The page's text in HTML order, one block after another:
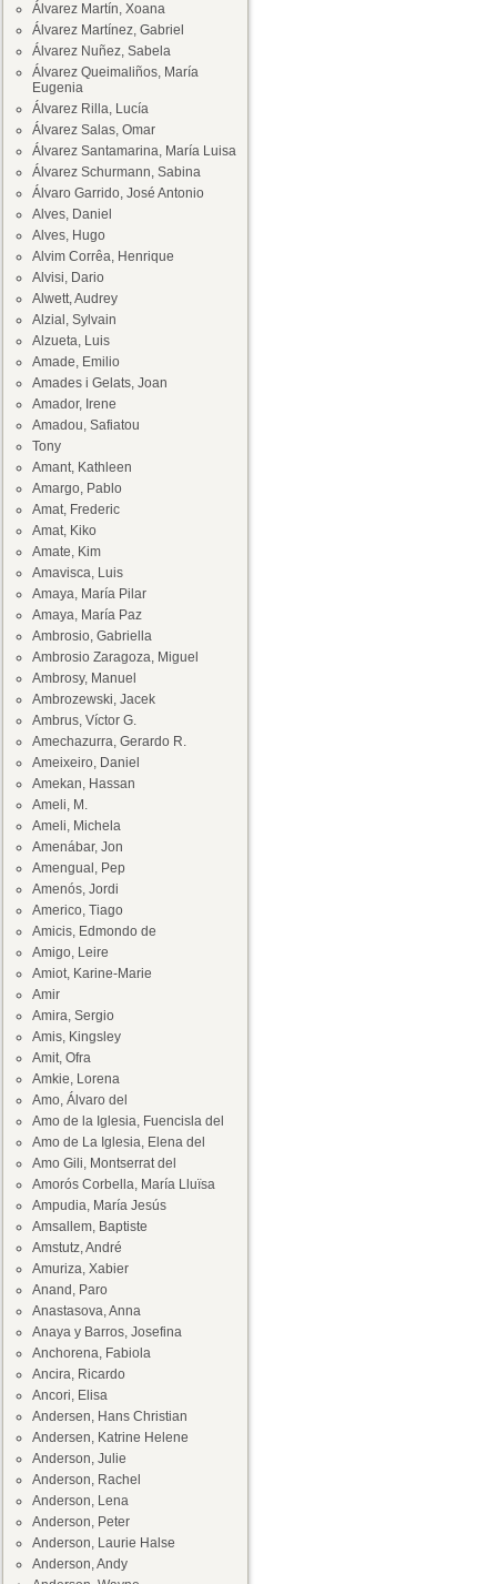
Álvarez Martín, Xoana
Álvarez Martínez, Gabriel
Álvarez Nuñez, Sabela
Álvarez Queimaliños, María
Eugenia
Álvarez Rilla, Lucía
Álvarez Salas, Omar
Álvarez Santamarina, María Luisa
Álvarez Schurmann, Sabina
Álvaro Garrido, José Antonio
Alves, Daniel
Alves, Hugo
Alvim Corrêa, Henrique
Alvisi, Dario
Alwett, Audrey
Alzial, Sylvain
Alzueta, Luis
Amade, Emilio
Amades i Gelats, Joan
Amador, Irene
Amadou, Safiatou
Tony
Amant, Kathleen
Amargo, Pablo
Amat, Frederic
Amat, Kiko
Amate, Kim
Amavisca, Luis
Amaya, María Pilar
Amaya, María Paz
Ambrosio, Gabriella
Ambrosio Zaragoza, Miguel
Ambrosy, Manuel
Ambrozewski, Jacek
Ambrus, Víctor G.
Amechazurra, Gerardo R.
Ameixeiro, Daniel
Amekan, Hassan
Ameli, M.
Ameli, Michela
Amenábar, Jon
Amengual, Pep
Amenós, Jordi
Americo, Tiago
Amicis, Edmondo de
Amigo, Leire
Amiot, Karine-Marie
Amir
Amira, Sergio
Amis, Kingsley
Amit, Ofra
Amkie, Lorena
Amo, Álvaro del
Amo de la Iglesia, Fuencisla del
Amo de La Iglesia, Elena del
Amo Gili, Montserrat del
Amorós Corbella, María Lluïsa
Ampudia, María Jesús
Amsallem, Baptiste
Amstutz, André
Amuriza, Xabier
Anand, Paro
Anastasova, Anna
Anaya y Barros, Josefina
Anchorena, Fabiola
Ancira, Ricardo
Ancori, Elisa
Andersen, Hans Christian
Andersen, Katrine Helene
Anderson, Julie
Anderson, Rachel
Anderson, Lena
Anderson, Peter
Anderson, Laurie Halse
Anderson, Andy